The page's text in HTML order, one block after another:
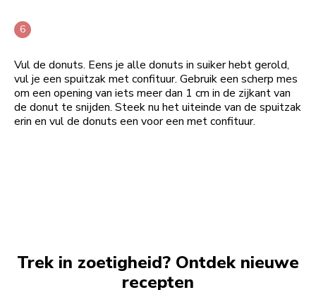
Vul de donuts. Eens je alle donuts in suiker hebt gerold,
vul je een spuitzak met confituur. Gebruik een scherp mes
om een opening van iets meer dan 1 cm in de zijkant van
de donut te snijden. Steek nu het uiteinde van de spuitzak
erin en vul de donuts een voor een met confituur.
Trek in zoetigheid? Ontdek nieuwe
recepten